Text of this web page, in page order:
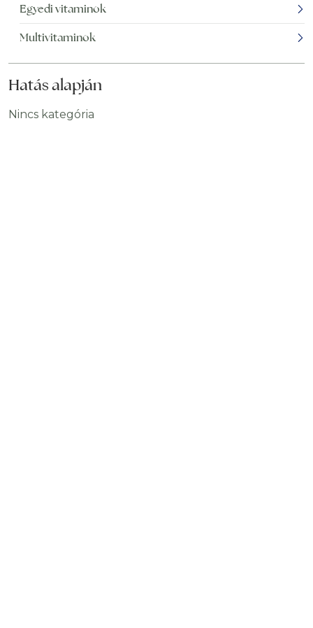
Egyedi vitaminok
Multivitaminok
Hatás alapján
Nincs kategória